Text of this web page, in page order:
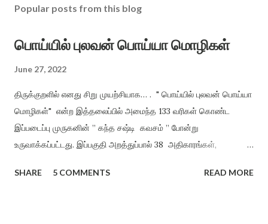
Popular posts from this blog
பொய்யில் புலவன் பொய்யா மொழிகள்
June 27, 2022
திருக்குறளில் எனது சிறு முயற்சியாக… . " பொய்யில் புலவன் பொய்யா
மொழிகள்" என்ற இத்தலைப்பில் அமைந்த 133 வரிகள் கொண்ட
இப்படைப்பு முருகனின் ” கந்த சஷ்டி கவசம் ” போன்று
உருவாக்கப்பட்டது. இப்பகுதி அறத்துப்பால் 38 அதிகாரங்கள்,
விளங்க வைத்தல் என்ற முறையில், திருக்குறளின் சாராக அமைத்து
SHARE 5 COMMENTS READ MORE